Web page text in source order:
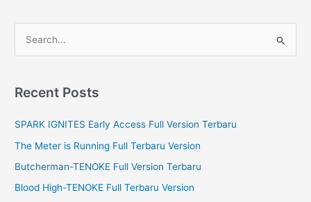
r
h
f
o
Recent Posts
SPARK IGNITES Early Access Full Version Terbaru
The Meter is Running Full Terbaru Version
Butcherman-TENOKE Full Version Terbaru
Blood High-TENOKE Full Terbaru Version